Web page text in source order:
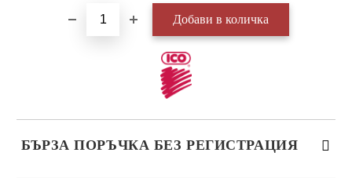
БЪРЗА ПОРЪЧКА БЕЗ РЕГИСТРАЦИЯ